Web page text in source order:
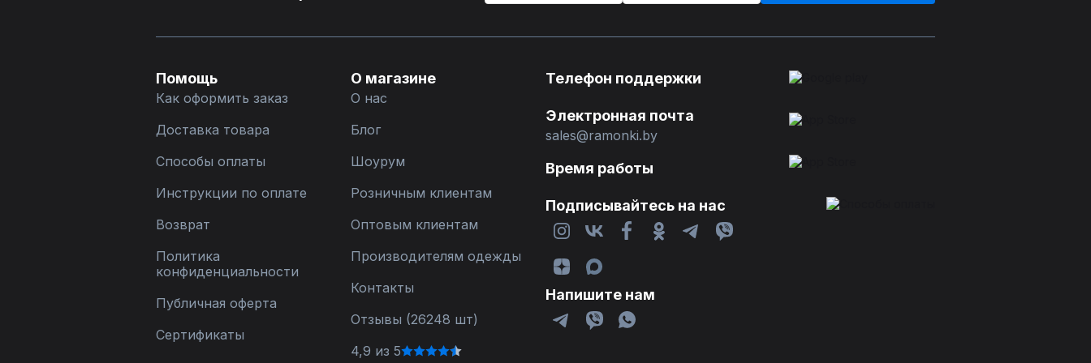
Помощь
Как оформить заказ
Доставка товара
Способы оплаты
Инструкции по оплате
Возврат
Политика
конфиденциальности
Публичная оферта
Сертификаты
О магазине
О нас
Блог
Шоурум
Розничным клиентам
Оптовым клиентам
Производителям одежды
Контакты
Отзывы (26248 шт)
4,9 из 5
Телефон поддержки
Электронная почта
sales@ramonki.by
Время работы
Подписывайтесь на нас
Напишите нам